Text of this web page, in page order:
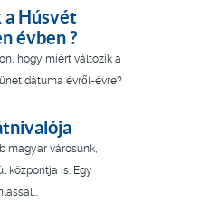
Húsvét
évben ?
hogy miért változik a
dátuma évről-évre?
magyar városunk,
központja is. Egy